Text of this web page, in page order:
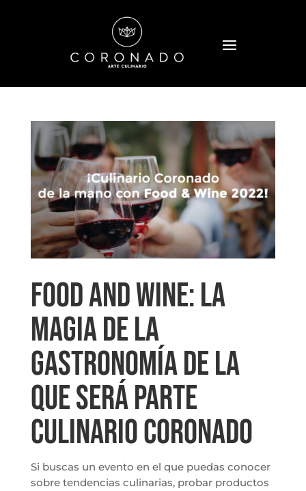
Food and Wine: la
magia de la
gastronomía de la
que será parte
Culinario Coronado
Si buscas un evento en el que puedas conocer
sobre tendencias culinarias, probar productos